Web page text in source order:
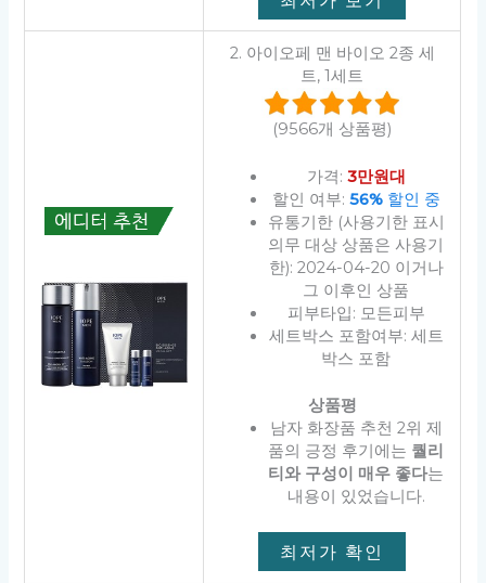
2. 아이오페 맨 바이오 2종 세
트, 1세트
(9566개 상품평)
가격: 3만원대
할인 여부: 56%할인 중
유통기한 (사용기한 표시
의무 대상 상품은 사용기
한): 2024-04-20 이거나
그 이후인 상품
피부타입: 모든피부
세트박스 포함여부: 세트
박스 포함
상품평
남자 화장품 추천 2위 제
품의 긍정 후기에는 퀄리
티와 구성이 매우 좋다는
내용이 있었습니다.
최저가 확인